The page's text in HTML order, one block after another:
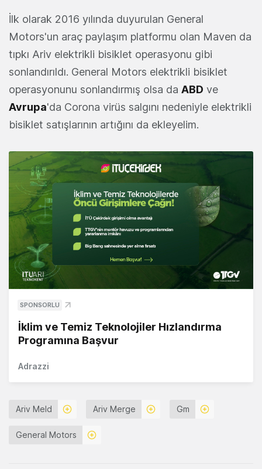
İlk olarak 2016 yılında duyurulan General
Motors'un araç paylaşım platformu olan Maven da
tıpkı Ariv elektrikli bisiklet operasyonu gibi
sonlandırıldı. General Motors elektrikli bisiklet
operasyonunu sonlandırmış olsa da ABD ve
Avrupa'da Corona virüs salgını nedeniyle elektrikli
bisiklet satışlarının artığını da ekleyelim.
SPONSORLU
İklim ve Temiz Teknolojiler Hızlandırma
Programına Başvur
Adrazzi
Ariv Meld Ariv Merge Gm
General Motors